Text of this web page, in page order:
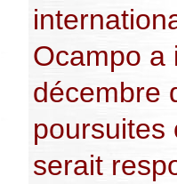
Ocampo a
décembre
poursuites
serait